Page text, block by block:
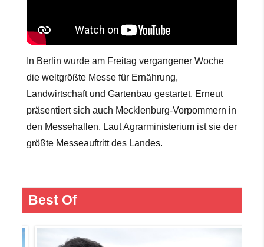
In Berlin wurde am Freitag vergangener Woche
die weltgrößte Messe für Ernährung,
Landwirtschaft und Gartenbau gestartet. Erneut
präsentiert sich auch Mecklenburg-Vorpommern in
den Messehallen. Laut Agrarministerium ist sie der
größte Messeauftritt des Landes.
Best Of